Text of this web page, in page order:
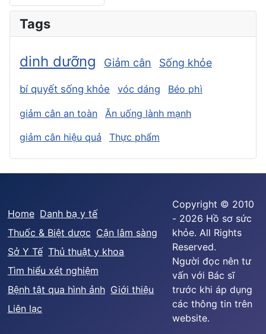
Tags
dinh dưỡng Giảm cân Sống khỏe
bí quyết sống khỏe vóc dáng Béo phì
giảm cân an toàn
Ăn uống lành mạnh
giảm cân hiệu quả
Thực phẩm
Home Danh bạ y tế
Thuốc & Biệt dược Cận lâm sàng
Sở Y Tế Thủ thuật y khoa
Tìm hiểu xét nghiệm
Bệnh tật qua hình ảnh Giới thiệu
Liên lạc
Copyright © 2010
- 2026 Hồ sơ sức
khỏe. All Rights
Reserved.
Người đọc nên tư
vấn với Bác sĩ
trước khi áp dụng
các thông tin trên
website.